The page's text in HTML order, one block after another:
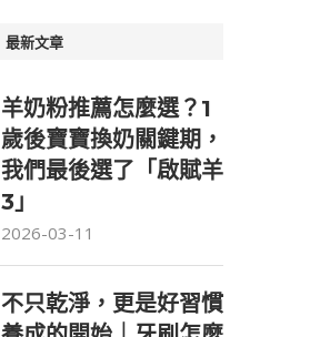
最新文章
羊奶粉推薦怎麼選？1
歲後寶寶換奶關鍵期，
我們最後選了「啟賦羊
3」
2026-03-11
不只乾淨，更是好習慣